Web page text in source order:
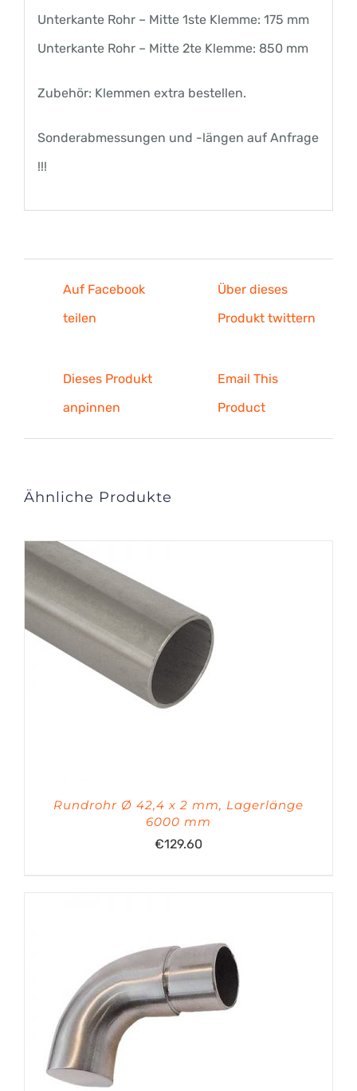
Unterkante Rohr – Mitte 1ste Klemme: 175 mm
Unterkante Rohr – Mitte 2te Klemme: 850 mm
Zubehör: Klemmen extra bestellen.
Sonderabmessungen und -längen auf Anfrage
!!!
Auf Facebook
teilen
Über dieses
Produkt twittern
Dieses Produkt
anpinnen
Email This
Product
Ähnliche Produkte
Rundrohr Ø 42,4 x 2 mm, Lagerlänge
6000 mm
€129.60